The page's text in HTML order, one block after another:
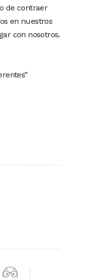
de contraer
en nuestros
con nosotros.